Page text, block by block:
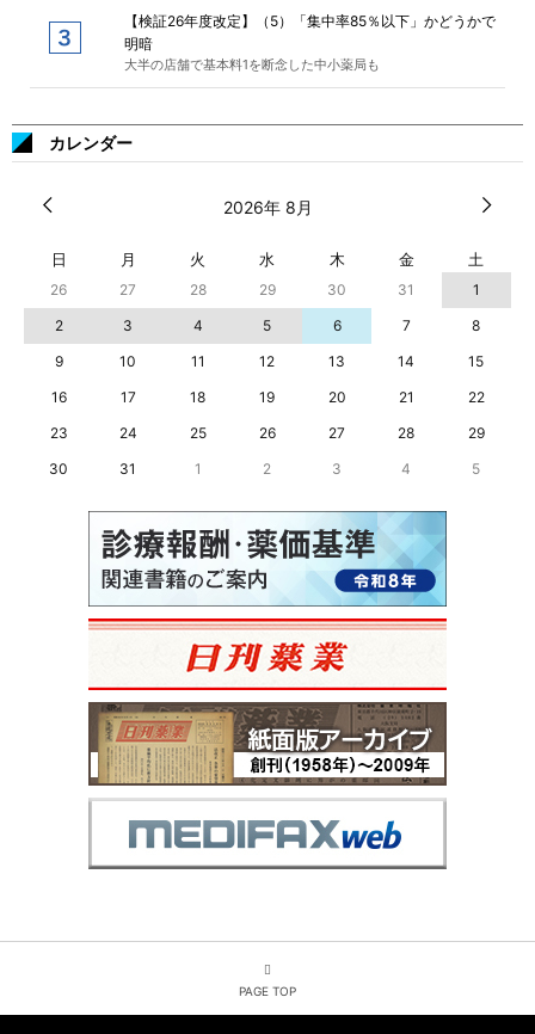
【検証26年度改定】（5）「集中率85％以下」かどうかで
明暗
大半の店舗で基本料1を断念した中小薬局も
カレンダー
2026年 8月
日 月 火 水 木 金 土
26 27 28 29 30 31
1
2
3 4 5 6 7
8
9
10 11 12 13 14
15
16
17 18 19 20 21
22
23
24 25 26 27 28
29
30
31 1 2 3 4 5
PAGE TOP